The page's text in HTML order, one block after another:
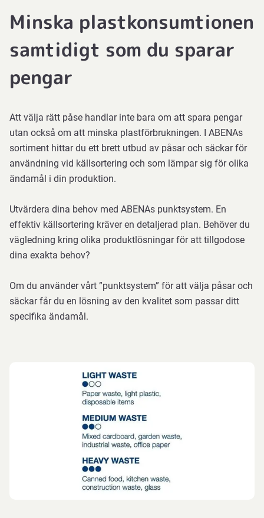
Minska plastkonsumtionen
samtidigt som du sparar
pengar
Att välja rätt påse handlar inte bara om att spara pengar
utan också om att minska plastförbrukningen. I ABENAs
sortiment hittar du ett brett utbud av påsar och säckar för
användning vid källsortering och som lämpar sig för olika
ändamål i din produktion.
Utvärdera dina behov med ABENAs punktsystem. En
effektiv källsortering kräver en detaljerad plan. Behöver du
vägledning kring olika produktlösningar för att tillgodose
dina exakta behov?
Om du använder vårt ”punktsystem” för att välja påsar och
säckar får du en lösning av den kvalitet som passar ditt
specifika ändamål.